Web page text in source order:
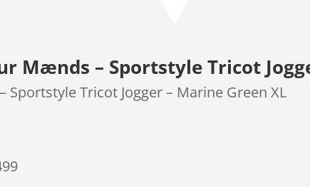
mmelser
Mænds – Sportstyle Tricot
Tricot Jogger – Marine Green XL